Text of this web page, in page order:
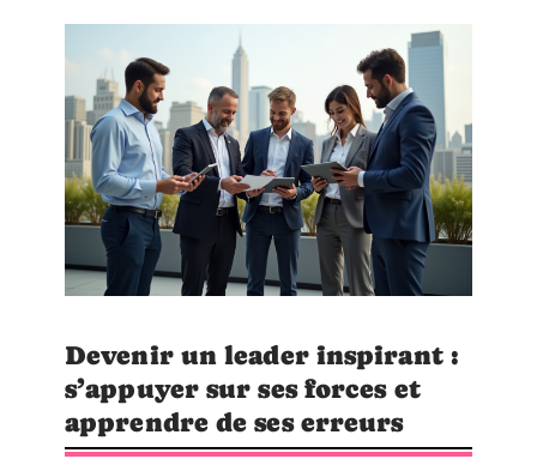
Devenir un leader inspirant :
s’appuyer sur ses forces et
apprendre de ses erreurs